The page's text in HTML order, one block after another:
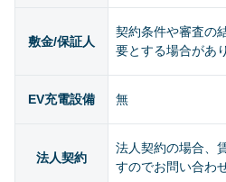
敷金/保証人
契約条件や審査の
要とする場合があ
EV充電設備 無
法人契約
法人契約の場合、
すのでお問い合わ